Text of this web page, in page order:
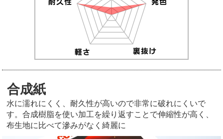
合成紙
水に濡れにくく、耐久性が高いので非常に破れにくいで
す。合成樹脂を使い加工を繰り返すことで伸縮性が高く、
布生地に比べて滲みがなく綺麗に